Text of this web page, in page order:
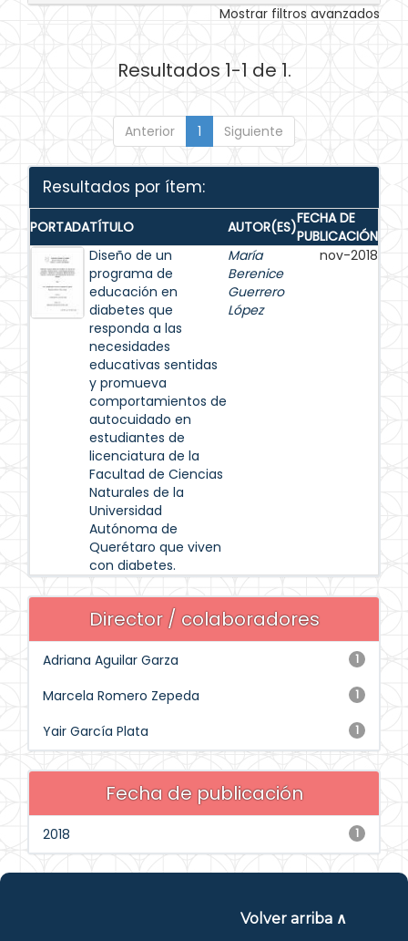
Mostrar filtros avanzados
Resultados 1-1 de 1.
Anterior 1 Siguiente
Resultados por ítem:
PORTADATÍTULO AUTOR(ES)FECHA DE
PUBLICACIÓN
Diseño de un
programa de
educación en
diabetes que
responda a las
necesidades
educativas sentidas
y promueva
comportamientos de
autocuidado en
estudiantes de
licenciatura de la
Facultad de Ciencias
Naturales de la
Universidad
Autónoma de
Querétaro que viven
con diabetes.
María
Berenice
Guerrero
López
nov-2018
Director / colaboradores
1
Adriana Aguilar Garza
1
Marcela Romero Zepeda
1
Yair García Plata
Fecha de publicación
1
2018
Volver arriba ∧